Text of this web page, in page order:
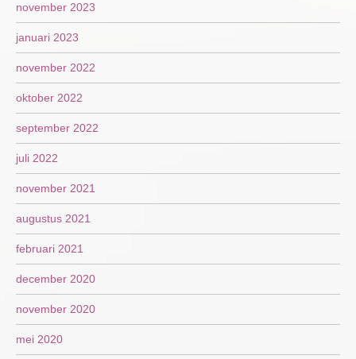
november 2023
januari 2023
november 2022
oktober 2022
september 2022
juli 2022
november 2021
augustus 2021
februari 2021
december 2020
november 2020
mei 2020